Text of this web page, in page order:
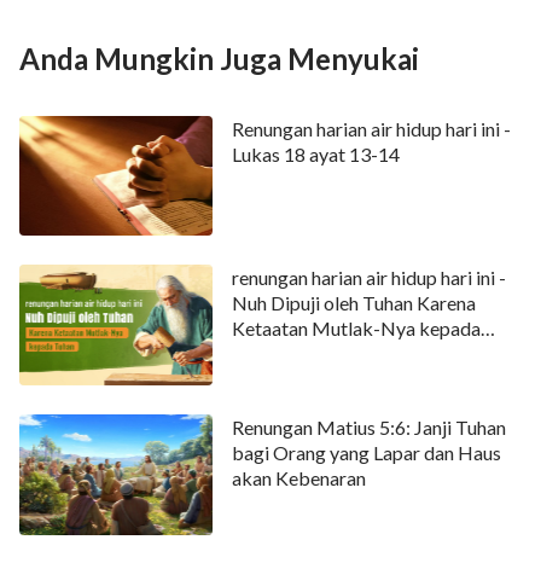
sangat fatal!”
“Di mana pun Tuhan menampakkan diri, di sanalah
kebenaran diungkapkan, dan di sanalah suara
Tuhan akan ada. Hanya orang-orang yang dapat
menerima kebenaran yang akan dapat mendengar
itulah yang layak untuk menyaksikan penampakan
Tuhan.”
Apakah Anda ingin membaca lebih banyak firman
Tuhan yang datang kembali untuk mengenali suara
Tuhan dan mewujudkan hasrat Anda untuk segera
menyambut-Nya? Jika ya, Anda dapat menghubungi
kami melalui jendela obrolan langsung di bagian
Anda Mungkin Juga Menyukai
Renungan harian air hidup hari ini -
Lukas 18 ayat 13-14
renungan harian air hidup hari ini -
Nuh Dipuji oleh Tuhan Karena
Ketaatan Mutlak-Nya kepada
Renungan Matius 5:6: Janji Tuhan
bagi Orang yang Lapar dan Haus
akan Kebenaran